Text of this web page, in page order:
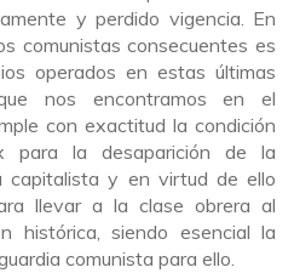
y perdido vigencia. En
comunistas consecuentes es
operados en estas últimas
nos encontramos en el
con exactitud la condición
para la desaparición de la
capitalista y en virtud de ello
llevar a la clase obrera al
histórica, siendo esencial la
comunista para ello.